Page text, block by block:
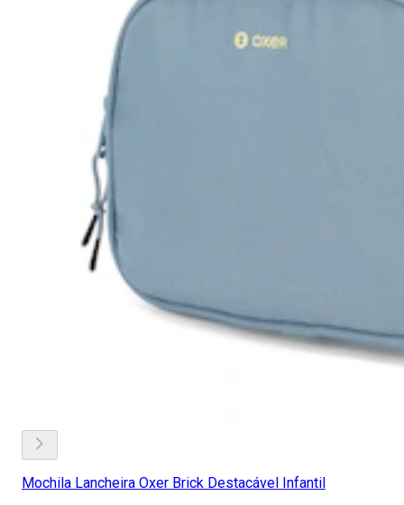
Mochila Lancheira Oxer Brick Destacável Infantil